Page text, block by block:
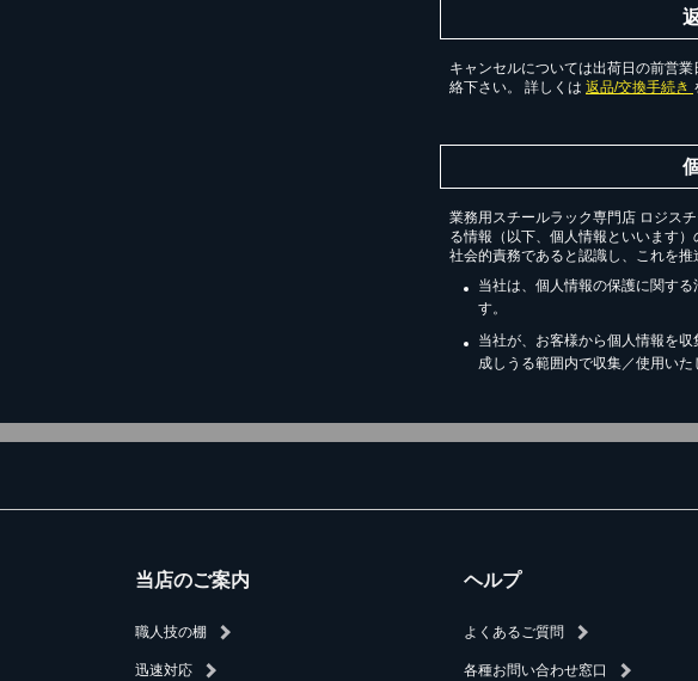
キャンセルについては出荷日の前営
絡下さい。 詳しくは 返品/交換手続き
業務用スチールラック専門店 ロジス
る情報（以下、個人情報といいます
社会的責務であると認識し、これを推
当社は、個人情報の保護に関す
す。
当社が、お客様から個人情報を
成しうる範囲内で収集／使用いた
当店のご案内
職人技の棚
迅速対応
ヘルプ
よくあるご質問
各種お問い合わせ窓口